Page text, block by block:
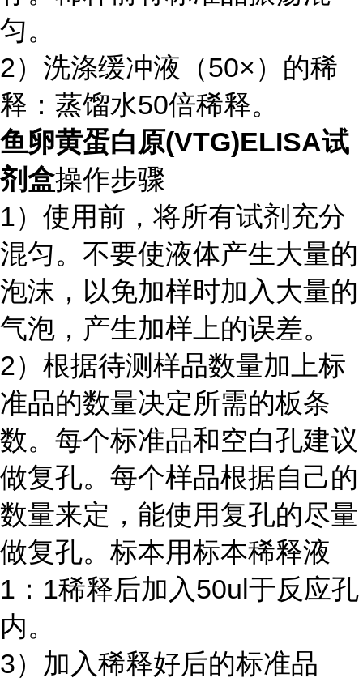
匀。
2）洗涤缓冲液（50×）的稀
释：蒸馏水50倍稀释。
鱼卵黄蛋白原(VTG)ELISA试
剂盒操作步骤
1）使用前，将所有试剂充分
混匀。不要使液体产生大量的
泡沫，以免加样时加入大量的
气泡，产生加样上的误差。
2）根据待测样品数量加上标
准品的数量决定所需的板条
数。每个标准品和空白孔建议
做复孔。每个样品根据自己的
数量来定，能使用复孔的尽量
做复孔。标本用标本稀释液
1：1稀释后加入50ul于反应孔
内。
3）加入稀释好后的标准品